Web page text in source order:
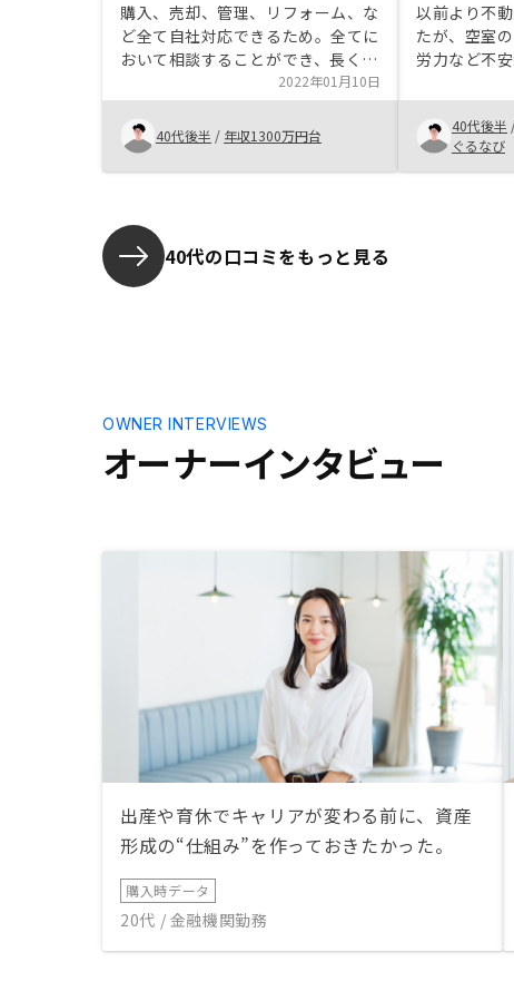
購入、売却、管理、リフォーム、な
ど全て自社対応できるため。全てに
おいて相談することができ、長くお
付き合いができると思ったから。ま
た、アプリで物件管理ができ、非常
に便利だと思った。AIで物件購入を
決めており、物件価値の信頼性があ
ると思った。
2022年01月10日
40代後半 / 年収1300万円台
以前より不
たが、空室
労力など不
の紹介で最
スの
説明を聞いてみる
と、不動産
介頂けて良
40代後半
ぐるなび
40代の口コミをもっと見る
オーナーインタビュー
OWNER INTERVIEWS
出産や育休でキャリアが変わる前に、資産
形成の“仕組み”を作っておきたかった。
購入時データ
20代 / 金融機関勤務